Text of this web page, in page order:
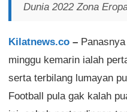
Dunia 2022 Zona
Kilatnews.co –
minggu kemarin ialah
serta terbilang lumayan
Football pula gak kalah